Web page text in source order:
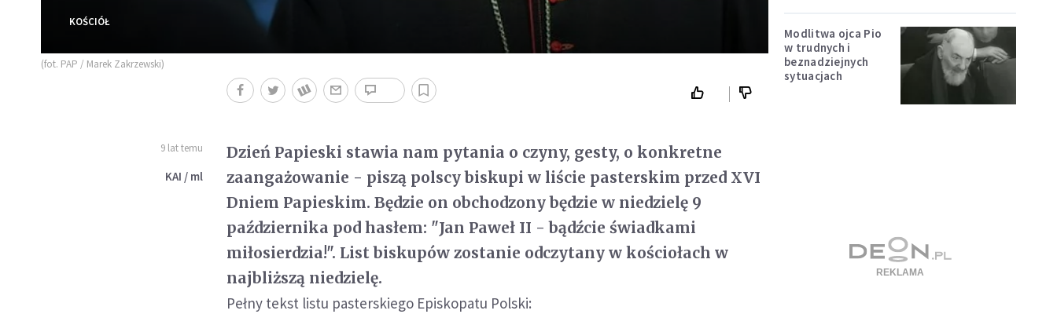
KOŚCIÓŁ
(fot. PAP / Marek Zakrzewski)
9 lat temu
KAI / ml
Dzień Papieski stawia nam pytania o czyny, gesty, o konkretne
zaangażowanie - piszą polscy biskupi w liście pasterskim przed XVI
Dniem Papieskim. Będzie on obchodzony będzie w niedzielę 9
października pod hasłem: "Jan Paweł II - bądźcie świadkami
miłosierdzia!". List biskupów zostanie odczytany w kościołach w
najbliższą niedzielę.
Pełny tekst listu pasterskiego Episkopatu Polski:
Modlitwa ojca Pio
w trudnych i
beznadziejnych
sytuacjach